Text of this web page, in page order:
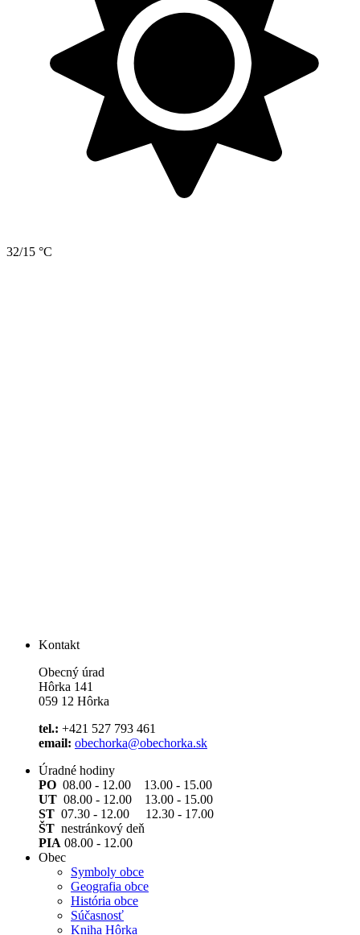
32/15 °C
Kontakt
Obecný úrad
Hôrka 141
059 12 Hôrka
tel.: +421 527 793 461
email: obechorka@obechorka.sk
Úradné hodiny
PO 08.00 - 12.00 13.00 - 15.00
UT 08.00 - 12.00 13.00 - 15.00
ST 07.30 - 12.00 12.30 - 17.00
ŠT nestránkový deň
PIA 08.00 - 12.00
Obec
Symboly obce
Geografia obce
História obce
Súčasnosť
Kniha Hôrka